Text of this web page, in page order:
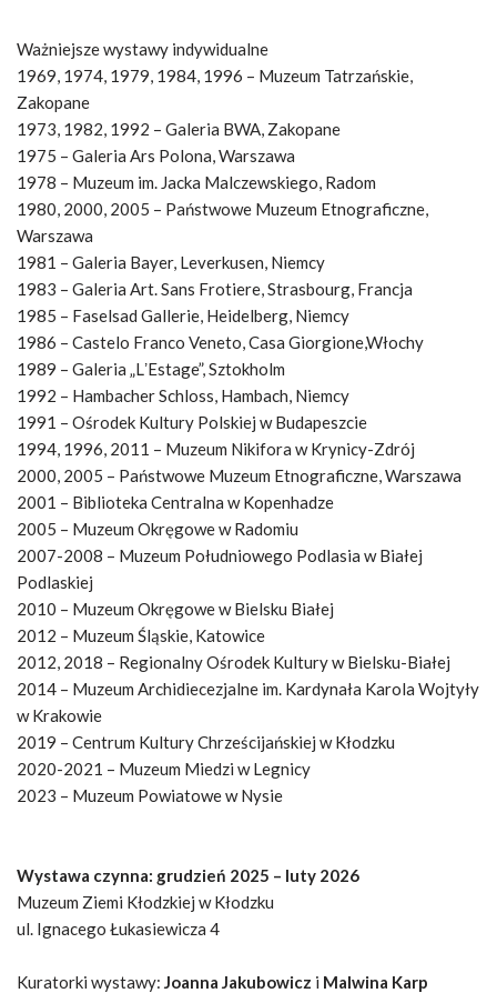
Ważniejsze wystawy indywidualne
1969, 1974, 1979, 1984, 1996 – Muzeum Tatrzańskie,
Zakopane
1973, 1982, 1992 – Galeria BWA, Zakopane
1975 – Galeria Ars Polona, Warszawa
1978 – Muzeum im. Jacka Malczewskiego, Radom
1980, 2000, 2005 – Państwowe Muzeum Etnograficzne,
Warszawa
1981 – Galeria Bayer, Leverkusen, Niemcy
1983 – Galeria Art. Sans Frotiere, Strasbourg, Francja
1985 – Faselsad Gallerie, Heidelberg, Niemcy
1986 – Castelo Franco Veneto, Casa Giorgione,Włochy
1989 – Galeria „LʼEstage”, Sztokholm
1992 – Hambacher Schloss, Hambach, Niemcy
1991 – Ośrodek Kultury Polskiej w Budapeszcie
1994, 1996, 2011 – Muzeum Nikifora w Krynicy-Zdrój
2000, 2005 – Państwowe Muzeum Etnograficzne, Warszawa
2001 – Biblioteka Centralna w Kopenhadze
2005 – Muzeum Okręgowe w Radomiu
2007-2008 – Muzeum Południowego Podlasia w Białej
Podlaskiej
2010 – Muzeum Okręgowe w Bielsku Białej
2012 – Muzeum Śląskie, Katowice
2012, 2018 – Regionalny Ośrodek Kultury w Bielsku-Białej
2014 – Muzeum Archidiecezjalne im. Kardynała Karola Wojtyły
w Krakowie
2019 – Centrum Kultury Chrześcijańskiej w Kłodzku
2020-2021 – Muzeum Miedzi w Legnicy
2023 – Muzeum Powiatowe w Nysie
Wystawa czynna: grudzień 2025 – luty 2026
Muzeum Ziemi Kłodzkiej w Kłodzku
ul. Ignacego Łukasiewicza 4
Kuratorki wystawy: Joanna Jakubowicz i Malwina Karp